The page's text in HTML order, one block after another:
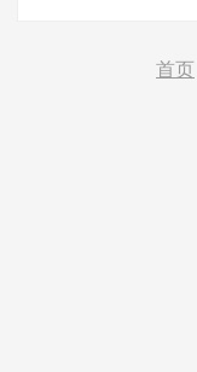
首页